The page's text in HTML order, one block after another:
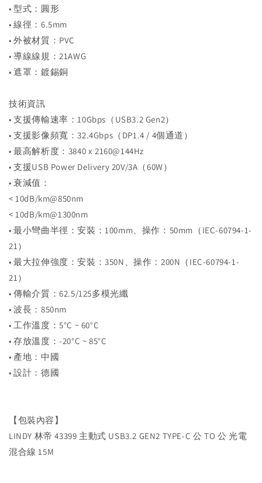
• 型式：圓形
• 線徑：6.5mm
• 外被材質：PVC
• 導線線規：21AWG
• 遮罩：鍍錫銅
技術資訊
• 支援傳輸速率：10Gbps（USB3.2 Gen2）
• 支援影像頻寬：32.4Gbps（DP1.4 / 4個通道）
• 最高解析度：3840 x 2160@144Hz
• 支援USB Power Delivery 20V/3A（60W）
• 衰減值：
< 10dB/km@850nm
< 10dB/km@1300nm
• 最小彎曲半徑：安裝：100mm、操作：50mm（IEC-60794-1-
21）
• 最大拉伸強度：安裝：350N、操作：200N（IEC-60794-1-
21）
• 傳輸介質：62.5/125多模光纖
• 波長：850nm
• 工作溫度：5°C ~ 60°C
• 存放溫度：-20°C ~ 85°C
• 產地：中國
• 設計：德國
【包裝內容】
LINDY 林帝 43399 主動式 USB3.2 GEN2 TYPE-C 公 TO 公 光電
混合線 15M